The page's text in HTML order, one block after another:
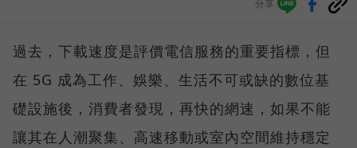
分享
過去，下載速度是評價電信服務的重要指標，但
在 5G 成為工作、娛樂、生活不可或缺的數位基
礎設施後，消費者發現，再快的網速，如果不能
讓其在人潮聚集、高速移動或室內空間維持穩定